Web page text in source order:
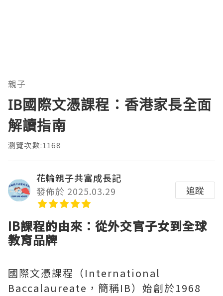
親子
IB國際文憑課程：香港家長全面
解讀指南
瀏覽次數:1168
花輪親子共富成長記
發佈於 2025.03.29
追蹤
IB課程的由來：從外交官子女到全球
教育品牌
國際文憑課程（International
Baccalaureate，簡稱IB）始創於1968